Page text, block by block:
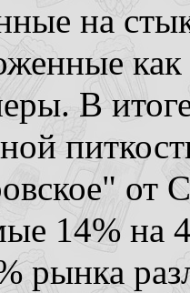
на
как
В
от
14% на
рынка